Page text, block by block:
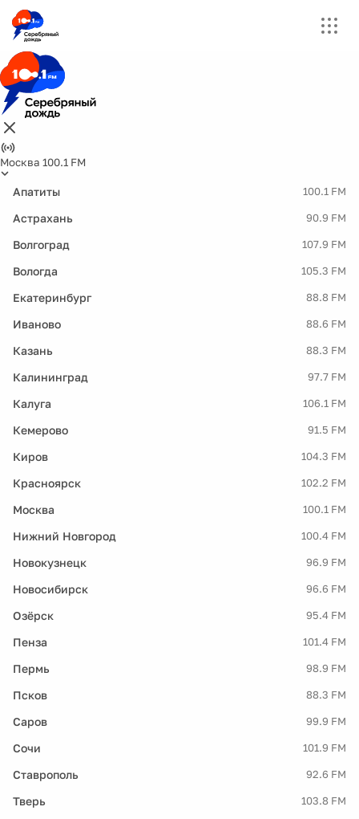
Москва 100.1 FM
Апатиты 100.1 FM
Астрахань 90.9 FM
Волгоград 107.9 FM
Вологда 105.3 FM
Екатеринбург 88.8 FM
Иваново 88.6 FM
Казань 88.3 FM
Калининград 97.7 FM
Калуга 106.1 FM
Кемерово 91.5 FM
Киров 104.3 FM
Красноярск 102.2 FM
Москва 100.1 FM
Нижний Новгород 100.4 FM
Новокузнецк 96.9 FM
Новосибирск 96.6 FM
Озёрск 95.4 FM
Пенза 101.4 FM
Пермь 98.9 FM
Псков 88.3 FM
Саров 99.9 FM
Сочи 101.9 FM
Ставрополь 92.6 FM
Тверь 103.8 FM